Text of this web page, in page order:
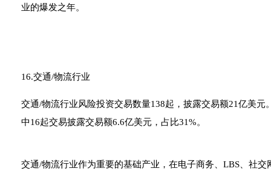
业的爆发之年。
16.交通/物流行业
交通/物流行业风险投资交易数量138起，披露交易额21亿美元
中16起交易披露交易额6.6亿美元，占比31%。
交通/物流行业作为重要的基础产业，在电子商务、LBS、社